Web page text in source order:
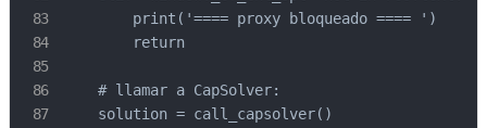
        print('==== proxy bloqueado ==== ')
        return
    # llamar a CapSolver:
    solution = call_capsolver()